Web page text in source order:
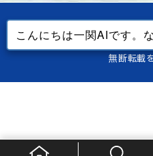
無断転載